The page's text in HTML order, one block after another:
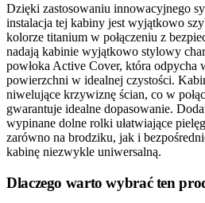
Dzięki zastosowaniu innowacyjnego
instalacja tej kabiny jest wyjątkowo
kolorze titanium w połączeniu z
nadają kabinie wyjątkowo stylowy
powłoka Active Cover, która odpycha
powierzchni w idealnej czystości.
niwelujące krzywiznę ścian, co w
gwarantuje idealne dopasowanie.
wypinane dolne rolki ułatwiające
zarówno na brodziku, jak i
kabinę niezwykle uniwersalną.
Dlaczego warto wybrać ten